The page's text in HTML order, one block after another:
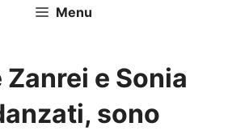
Menu
Zanrei e Sonia
sono